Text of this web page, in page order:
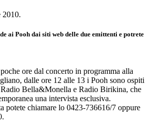
2010.
ai Pooh dai siti web delle due emittenti e potrete
ore dal concerto in programma alla
dalle ore 12 alle 13 i Pooh sono ospiti
Bella&Monella e Radio Birikina, che
una intervista esclusiva.
potete chiamare lo 0423-736616/7 oppure